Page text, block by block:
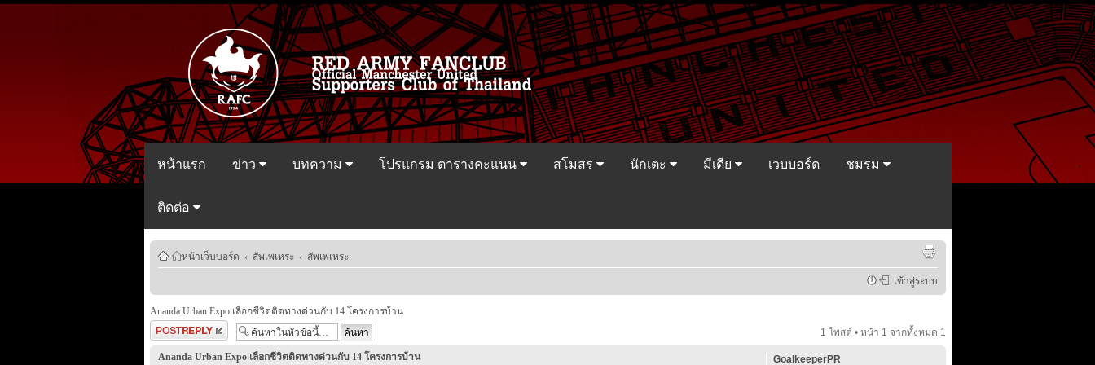
หน้าแรก ข่าว บทความ โปรแกรม ตารางคะแนน สโมสร นักเตะ มีเดีย เวบบอร์ด ชมรม
ติดต่อ
หน้าเว็บบอร์ด ‹ สัพเพเหระ ‹ สัพเพเหระ
เข้าสู่ระบบ
Ananda Urban Expo เลือกชีวิตติดทางด่วนกับ 14 โครงการบ้าน
ตอบกระทู้
1 โพสต์ • หน้า 1 จากทั้งหมด 1
Ananda Urban Expo เลือกชีวิตติดทางด่วนกับ 14 โครงการบ้าน
GoalkeeperPR